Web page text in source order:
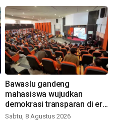
Bawaslu gandeng
mahasiswa wujudkan
demokrasi transparan di era
digital
Sabtu, 8 Agustus 2026